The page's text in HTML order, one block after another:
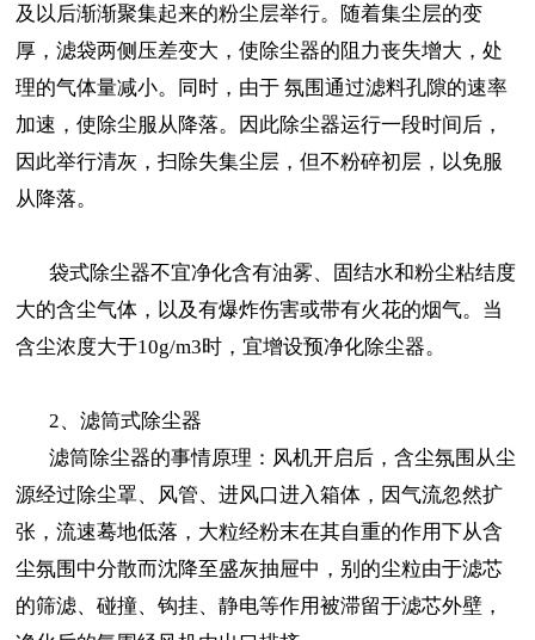
及以后渐渐聚集起来的粉尘层举行。随着集尘层的变
厚，滤袋两侧压差变大，使除尘器的阻力丧失增大，处
理的气体量减小。同时，由于 氛围通过滤料孔隙的速率
加速，使除尘服从降落。因此除尘器运行一段时间后，
因此举行清灰，扫除失集尘层，但不粉碎初层，以免服
从降落。
袋式除尘器不宜净化含有油雾、固结水和粉尘粘结度
大的含尘气体，以及有爆炸伤害或带有火花的烟气。当
含尘浓度大于10g/m3时，宜增设预净化除尘器。
2、滤筒式除尘器
滤筒除尘器的事情原理：风机开启后，含尘氛围从尘
源经过除尘罩、风管、进风口进入箱体，因气流忽然扩
张，流速蓦地低落，大粒经粉末在其自重的作用下从含
尘氛围中分散而沈降至盛灰抽屉中，别的尘粒由于滤芯
的筛滤、碰撞、钩挂、静电等作用被滞留于滤芯外壁，